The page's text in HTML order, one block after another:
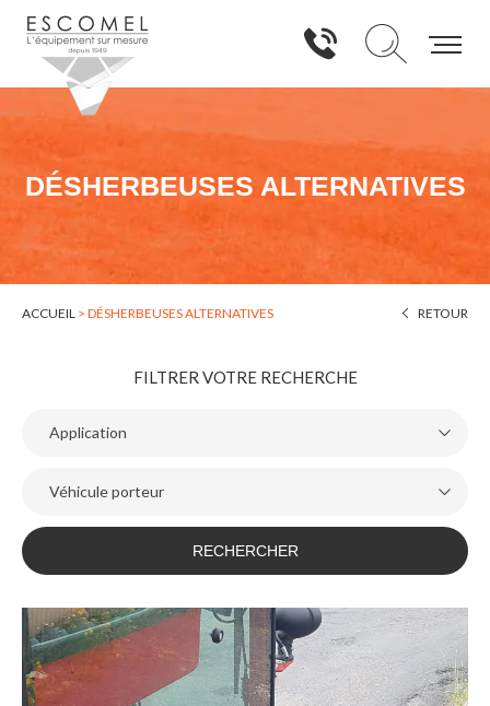
ACCUEIL > DÉSHERBEUSES ALTERNATIVES RETOUR
DÉSHERBEUSES ALTERNATIVES
FILTRER VOTRE RECHERCHE
Application
Véhicule porteur
RECHERCHER